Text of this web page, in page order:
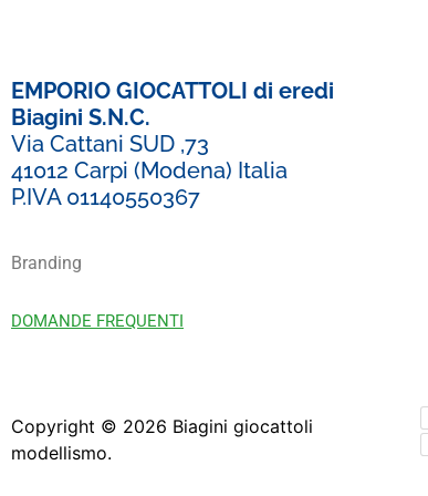
EMPORIO GIOCATTOLI di eredi
Biagini S.N.C.
Via Cattani SUD ,73
41012 Carpi (Modena) Italia
P.IVA 01140550367
Branding
DOMANDE FREQUENTI
Copyright © 2026 Biagini giocattoli
modellismo.